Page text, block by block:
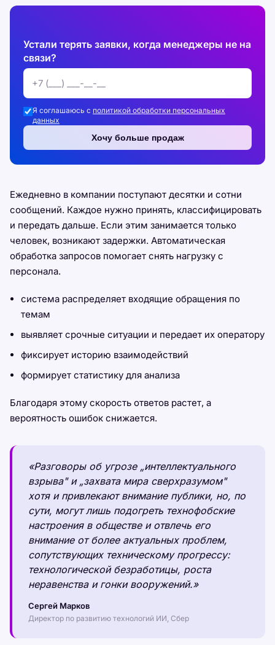
Устали терять заявки, когда менеджеры не на
связи?
Я соглашаюсь с политикой обработки персональных
данных
Хочу больше продаж
Ежедневно в компании поступают десятки и сотни
сообщений. Каждое нужно принять, классифицировать
и передать дальше. Если этим занимается только
человек, возникают задержки. Автоматическая
обработка запросов помогает снять нагрузку с
персонала.
система распределяет входящие обращения по
темам
выявляет срочные ситуации и передает их оператору
фиксирует историю взаимодействий
формирует статистику для анализа
Благодаря этому скорость ответов растет, а
вероятность ошибок снижается.
«Разговоры об угрозе „интеллектуального
взрыва" и „захвата мира сверхразумом"
хотя и привлекают внимание публики, но, по
сути, могут лишь подогреть технофобские
настроения в обществе и отвлечь его
внимание от более актуальных проблем,
сопутствующих техническому прогрессу:
технологической безработицы, роста
неравенства и гонки вооружений.»
Сергей Марков
Директор по развитию технологий ИИ, Сбер